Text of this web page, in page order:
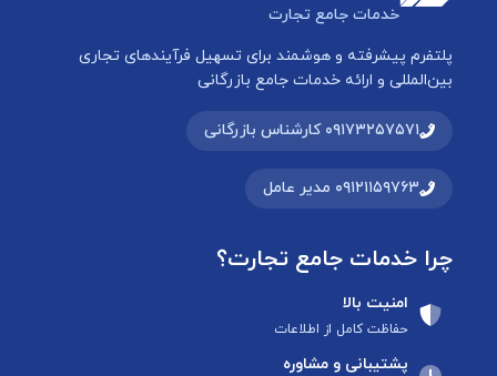
خدمات جامع تجارت
پلتفرم پیشرفته و هوشمند برای تسهیل فرآیندهای تجاری
بین‌المللی و ارائه خدمات جامع بازرگانی
۰۹۱۷۳۲۵۷۵۷۱ کارشناس بازرگانی
۰۹۱۲۱۱۵۹۷۶۳ مدیر عامل
چرا خدمات جامع تجارت؟
امنیت بالا
حفاظت کامل از اطلاعات
پشتیبانی و مشاوره